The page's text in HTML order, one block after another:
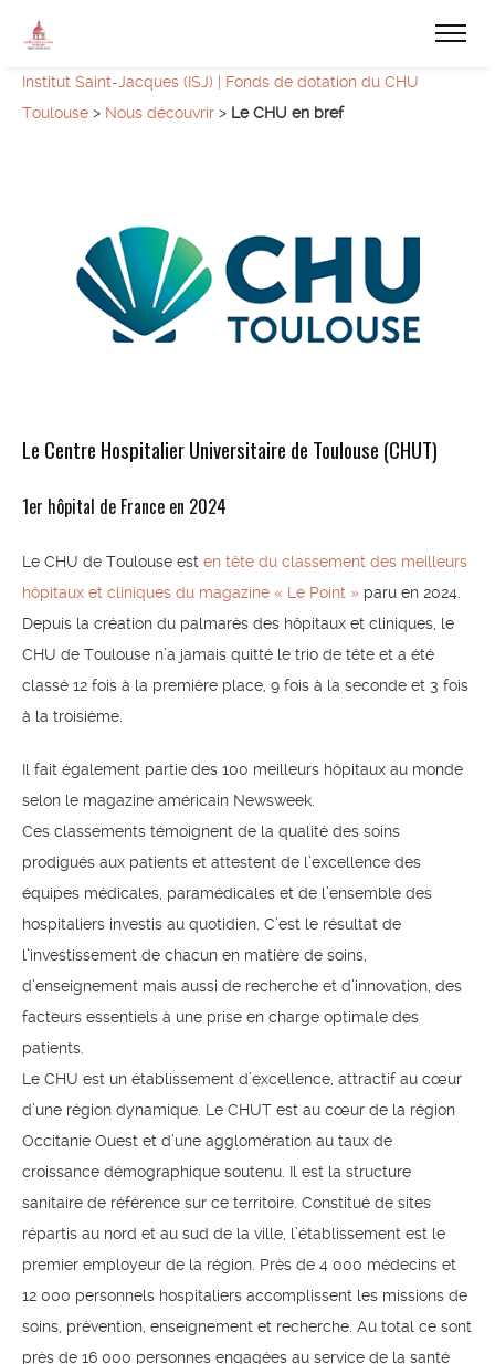
Institut Saint-Jacques (ISJ) | Fonds de dotation du CHU
Toulouse > Nous découvrir > Le CHU en bref
Le Centre Hospitalier Universitaire de Toulouse (CHUT)
1er hôpital de France en 2024
Le CHU de Toulouse est en tête du classement des meilleurs
hôpitaux et cliniques du magazine « Le Point » paru en 2024.
Depuis la création du palmarès des hôpitaux et cliniques, le
CHU de Toulouse n’a jamais quitté le trio de tête et a été
classé 12 fois à la première place, 9 fois à la seconde et 3 fois
à la troisième.
Il fait également partie des 100 meilleurs hôpitaux au monde
selon le magazine américain Newsweek.
Ces classements témoignent de la qualité des soins
prodigués aux patients et attestent de l’excellence des
équipes médicales, paramédicales et de l’ensemble des
hospitaliers investis au quotidien. C’est le résultat de
l’investissement de chacun en matière de soins,
d’enseignement mais aussi de recherche et d’innovation, des
facteurs essentiels à une prise en charge optimale des
patients.
Le CHU est un établissement d’excellence, attractif au cœur
d’une région dynamique. Le CHUT est au cœur de la région
Occitanie Ouest et d’une agglomération au taux de
croissance démographique soutenu. Il est la structure
sanitaire de référence sur ce territoire. Constitué de sites
répartis au nord et au sud de la ville, l’établissement est le
premier employeur de la région. Près de 4 000 médecins et
12 000 personnels hospitaliers accomplissent les missions de
soins, prévention, enseignement et recherche. Au total ce sont
près de 16 000 personnes engagées au service de la santé